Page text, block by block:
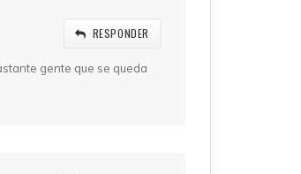
RESPONDER
gente que se queda